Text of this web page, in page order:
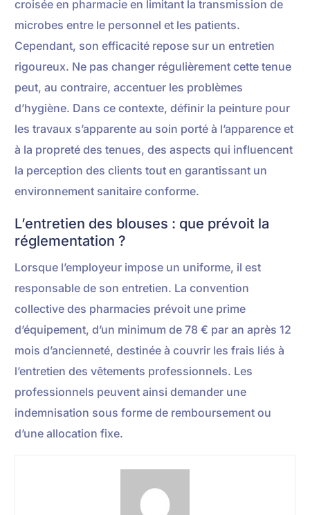
croisée en pharmacie en limitant la transmission de
microbes entre le personnel et les patients.
Cependant, son efficacité repose sur un entretien
rigoureux. Ne pas changer régulièrement cette tenue
peut, au contraire, accentuer les problèmes
d’hygiène. Dans ce contexte, définir la peinture pour
les travaux s’apparente au soin porté à l’apparence et
à la propreté des tenues, des aspects qui influencent
la perception des clients tout en garantissant un
environnement sanitaire conforme.
L’entretien des blouses : que prévoit la
réglementation ?
Lorsque l’employeur impose un uniforme, il est
responsable de son entretien. La convention
collective des pharmacies prévoit une prime
d’équipement, d’un minimum de 78 € par an après 12
mois d’ancienneté, destinée à couvrir les frais liés à
l’entretien des vêtements professionnels. Les
professionnels peuvent ainsi demander une
indemnisation sous forme de remboursement ou
d’une allocation fixe.